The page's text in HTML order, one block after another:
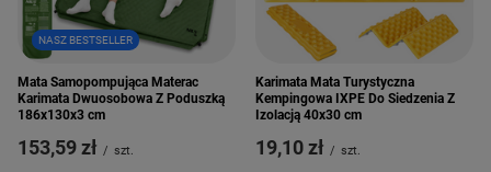
NASZ BESTSELLER
Mata Samopompująca Materac
Karimata Dwuosobowa Z Poduszką
186x130x3 cm
153,59 zł / szt.
Karimata Mata Turystyczna
Kempingowa IXPE Do Siedzenia Z
Izolacją 40x30 cm
19,10 zł / szt.